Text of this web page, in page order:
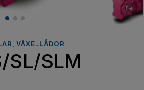
VÄXELLÅDOR
SL/SLM